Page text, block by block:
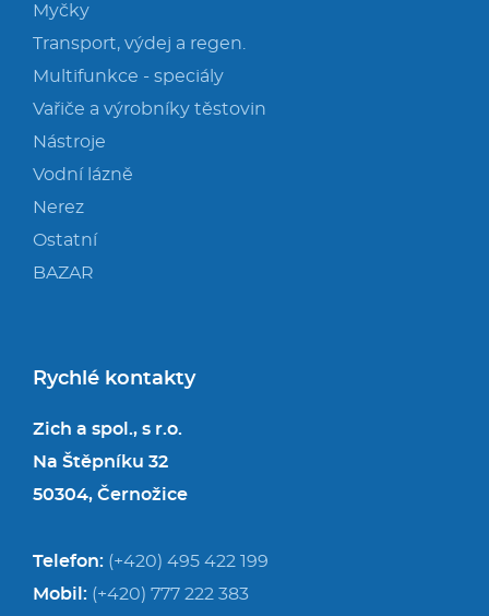
Myčky
Transport, výdej a regen.
Multifunkce - speciály
Vařiče a výrobníky těstovin
Nástroje
Vodní lázně
Nerez
Ostatní
BAZAR
Rychlé kontakty
Zich a spol., s r.o.
Na Štěpníku 32
50304, Černožice
Telefon: (+420) 495 422 199
Mobil: (+420) 777 222 383